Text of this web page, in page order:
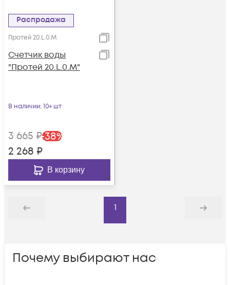
Распродажа
Протей 20.L.0.М
Счетчик воды
"Протей 20.L.0.М"
В наличии: 10+ шт
3 665 ₽-38%
2 268 ₽
В корзину
Назад
1
Дальше
Почему выбирают нас